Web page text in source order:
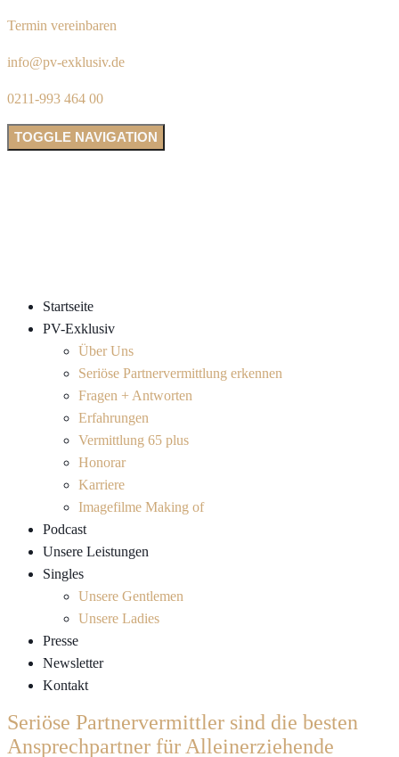
Termin vereinbaren
info@pv-exklusiv.de
0211-993 464 00
TOGGLE NAVIGATION
Startseite
PV-Exklusiv
Über Uns
Seriöse Partnervermittlung erkennen
Fragen + Antworten
Erfahrungen
Vermittlung 65 plus
Honorar
Karriere
Imagefilme Making of
Podcast
Unsere Leistungen
Singles
Unsere Gentlemen
Unsere Ladies
Presse
Newsletter
Kontakt
Seriöse Partnervermittler sind die besten
Ansprechpartner für Alleinerziehende